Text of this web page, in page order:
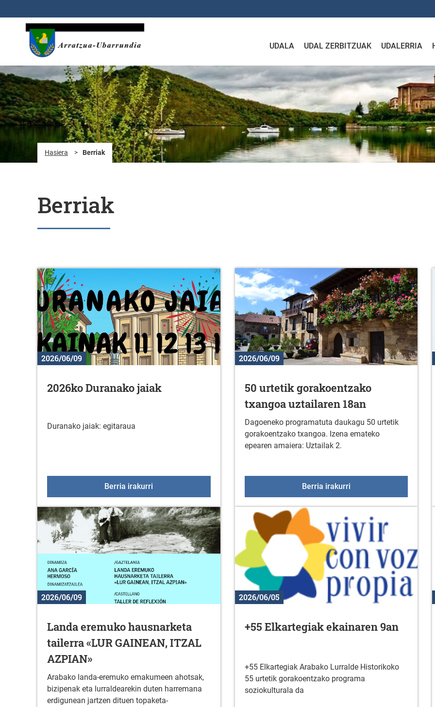
UDALA UDAL ZERBITZUAK UDALERRIA
Hasiera > Berriak
Berriak
2026/06/09
2026ko Duranako jaiak
Duranako jaiak: egitaraua
Berria irakurri
2026/06/09
50 urtetik gorakoentzako
txangoa uztailaren 18an
Dagoeneko programatuta daukagu 50 urtetik
gorakoentzako txangoa. Izena emateko
epearen amaiera: Uztailak 2.
Berria irakurri50 urtetik
2026/06/09
Landa eremuko hausnarketa
tailerra «LUR GAINEAN, ITZAL
AZPIAN»
Arabako landa-eremuko emakumeen ahotsak,
bizipenak eta lurraldearekin duten harremana
erdigunean jartzen dituen topaketa-
2026/06/05
+55 Elkartegiak ekainaren 9an
+55 Elkartegiak Arabako Lurralde Historikoko
55 urtetik gorakoentzako programa
soziokulturala da